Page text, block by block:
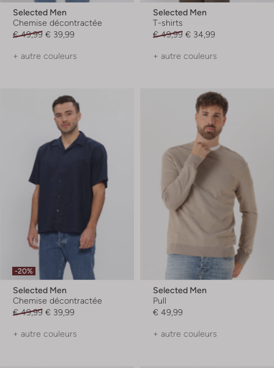
Selected Men
Chemise décontractée
€ 49,99 € 39,99
+ autre couleurs
Selected Men
T-shirts
€ 49,99 € 34,99
+ autre couleurs
-20%
Selected Men
Chemise décontractée
€ 49,99 € 39,99
+ autre couleurs
Selected Men
Pull
€ 49,99
+ autre couleurs